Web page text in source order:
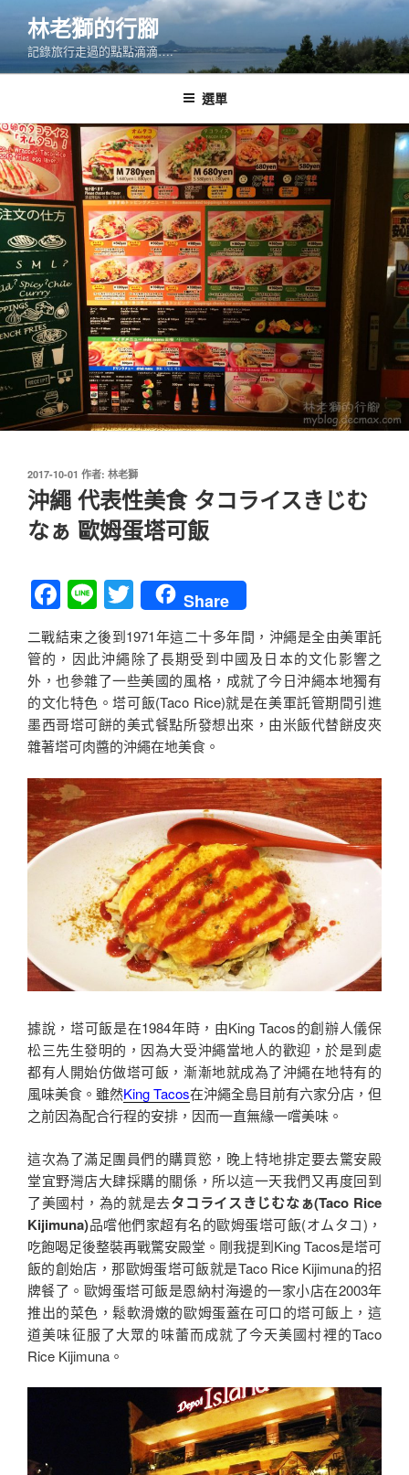
主
要
容
林老獅的行腳
記錄旅行走過的點點滴滴….
選單
發
佈
於
2017-10-01 作者: 林老獅
沖繩 代表性美食 タコライスきじむ
なぁ 歐姆蛋塔可飯
F
a
c
e
b
o
o
k
Li
n
e
T
wi
tt
er
Share
二戰結束之後到1971年這二十多年間，沖繩是全由美軍託
管的，因此沖繩除了長期受到中國及日本的文化影響之
外，也參雜了一些美國的風格，成就了今日沖繩本地獨有
的文化特色。塔可飯(Taco Rice)就是在美軍託管期間引進
墨西哥塔可餅的美式餐點所發想出來，由米飯代替餅皮夾
雜著塔可肉醬的沖繩在地美食。
據說，塔可飯是在1984年時，由King Tacos的創辦人儀保
松三先生發明的，因為大受沖繩當地人的歡迎，於是到處
都有人開始仿做塔可飯，漸漸地就成為了沖繩在地特有的
風味美食。雖然King Tacos在沖繩全島目前有六家分店，但
之前因為配合行程的安排，因而一直無緣一嚐美味。
這次為了滿足團員們的購買慾，晚上特地排定要去驚安殿
堂宜野灣店大肆採購的關係，所以這一天我們又再度回到
了美國村，為的就是去タコライスきじむなぁ(Taco Rice
Kijimuna)品嚐他們家超有名的歐姆蛋塔可飯(オムタコ)，
吃飽喝足後整裝再戰驚安殿堂。剛我提到King Tacos是塔可
飯的創始店，那歐姆蛋塔可飯就是Taco Rice Kijimuna的招
牌餐了。歐姆蛋塔可飯是恩納村海邊的一家小店在2003年
推出的菜色，鬆軟滑嫩的歐姆蛋蓋在可口的塔可飯上，這
道美味征服了大眾的味蕾而成就了今天美國村裡的Taco
Rice Kijimuna。